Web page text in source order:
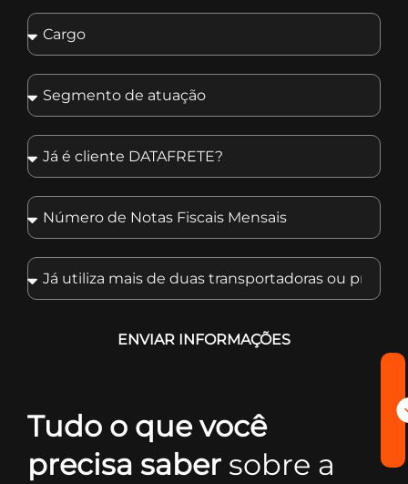
ENVIAR INFORMAÇÕES
Tudo o que você
precisa saber sobre a